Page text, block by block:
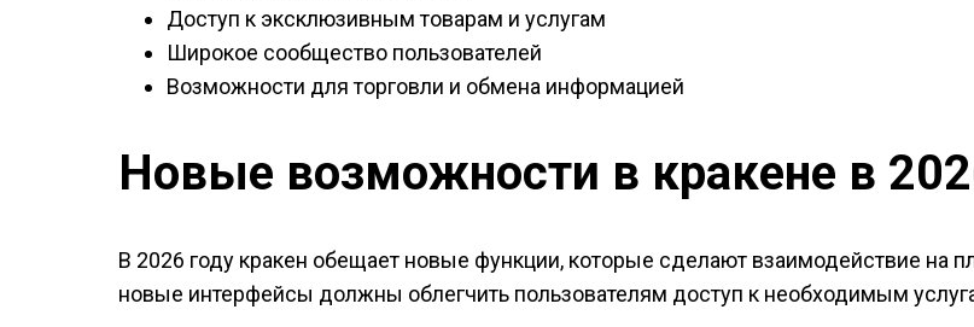
Доступ к эксклюзивным товарам и услугам
Широкое сообщество пользователей
Возможности для торговли и обмена информацией
Новые возможности в кракене в
В 2026 году кракен обещает новые функции, которые сделают взаимодействие
новые интерфейсы должны облегчить пользователям доступ к необходимым